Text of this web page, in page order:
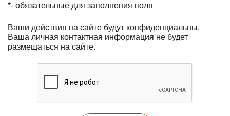
*- обязательные для заполнения поля
Ваши действия на сайте будут конфиденциальны.
Ваша личная контактная информация не будет
размещаться на сайте.